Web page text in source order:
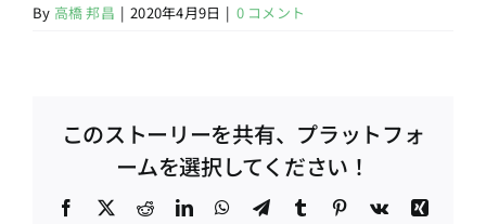
By 高橋 邦昌 | 2020年4月9日 | 0 コメント
このストーリーを共有、プラットフォ
ームを選択してください！
Facebook
X RedditLinkedInWhatsApp
TelegramTumblr Pinterest
Vk
Xing